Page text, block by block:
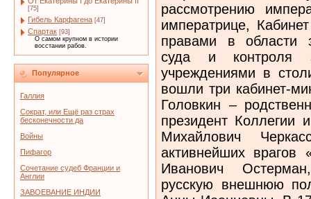
[75]
Гибель Карфагена [47]
Спартак [93]
О самом крупном в истории
восстании рабов.
Популярное
Галлия
Сократ, или Ещё раз страх
бесконечности да
Войны
Пифагор
Сочетание судеб Франции и
Англии
ЗАВОЕВАНИЕ ИНДИИ
рассмотрению
императрице,
правами в области
суда и контроля
учреждениями в
вошли три кабинет-
Головкин –
президент Коллегии
Михайлович
активнейших врагов
Иванович
русскую внешнюю